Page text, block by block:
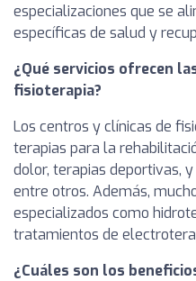
especializaciones que se
específicas de salud y
¿Qué servicios ofrecen
fisioterapia?
Los centros y clínicas de
terapias para la
dolor, terapias deportivas,
entre otros. Además,
especializados como
tratamientos de
¿Cuáles son los